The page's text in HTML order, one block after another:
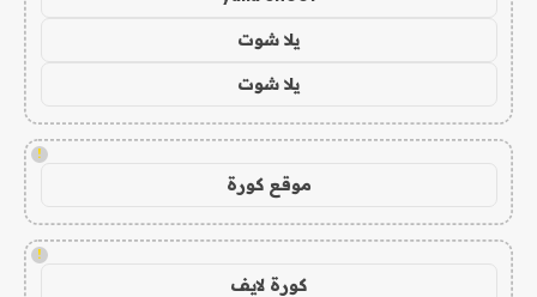
يلا شوت
يلا شوت
!
موقع كورة
!
كورة لايف